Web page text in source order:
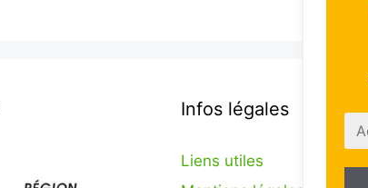
Infos légales
Liens utiles